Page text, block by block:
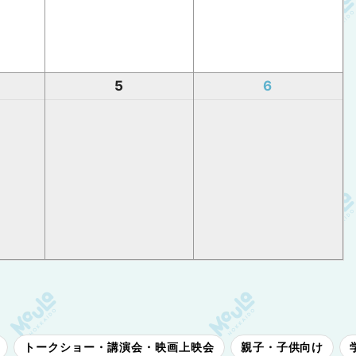
5 6
トークショー・講演会・映画上映会 親子・子供向け